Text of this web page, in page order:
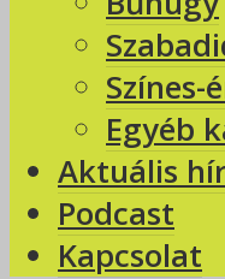
Színes-
Egyéb
Aktuális
Podcast
Kapcsolat